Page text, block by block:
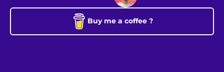
Buy me a coffee ?